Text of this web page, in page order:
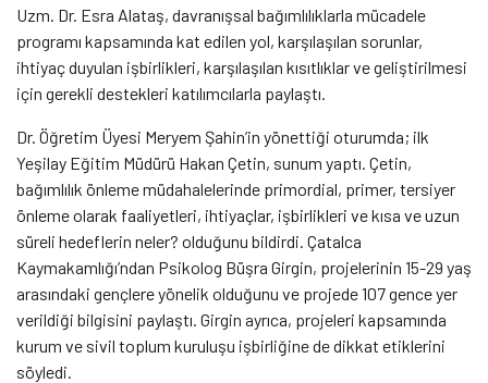
Uzm. Dr. Esra Alataş, davranışsal bağımlılıklarla mücadele
programı kapsamında kat edilen yol, karşılaşılan sorunlar,
ihtiyaç duyulan işbirlikleri, karşılaşılan kısıtlıklar ve geliştirilmesi
için gerekli destekleri katılımcılarla paylaştı.
Dr. Öğretim Üyesi Meryem Şahin’in yönettiği oturumda; ilk
Yeşilay Eğitim Müdürü Hakan Çetin, sunum yaptı. Çetin,
bağımlılık önleme müdahalelerinde primordial, primer, tersiyer
önleme olarak faaliyetleri, ihtiyaçlar, işbirlikleri ve kısa ve uzun
süreli hedeflerin neler? olduğunu bildirdi. Çatalca
Kaymakamlığı’ndan Psikolog Büşra Girgin, projelerinin 15-29 yaş
arasındaki gençlere yönelik olduğunu ve projede 107 gence yer
verildiği bilgisini paylaştı. Girgin ayrıca, projeleri kapsamında
kurum ve sivil toplum kuruluşu işbirliğine de dikkat etiklerini
söyledi.